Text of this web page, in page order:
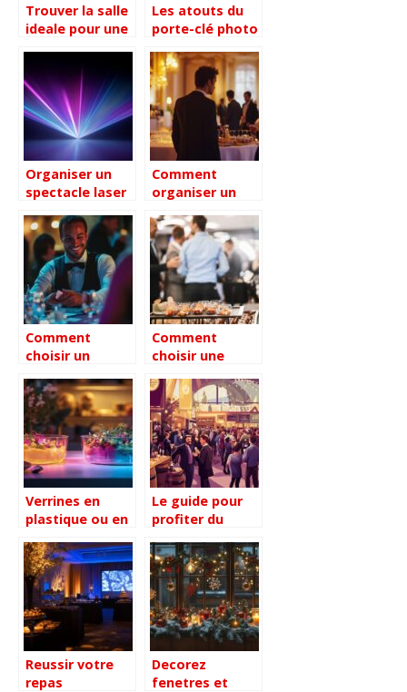
Trouver la salle
ideale pour une
pratiques
Les atouts du
porte-clé photo
en marketing
Organiser un
spectacle laser
inoubliable
Comment
organiser un
d’entreprise à
Paris avec une
approche sur
mesure
Comment
choisir un
Rhône-Alpes
pour un
événement
inoubliable
Comment
choisir une
événementielle
à Paris pour des
événements
réussis
Verrines en
plastique ou en
impacts sur
votre bien-être
Le guide pour
profiter du
Vignerons
Indépendants :
comment
dénicher les
trésors des
petits domaines
Reussir votre
repas
Decorez
fenetres et